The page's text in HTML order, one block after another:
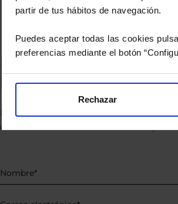
partir de tus hábitos de navegación.
Puedes aceptar todas las cookies
preferencias mediante el botón
Rechazar
Recomendado.
Le hacemos un
Descárguese el archivoe indíquenos
de sus alternativas de Clases Limpias